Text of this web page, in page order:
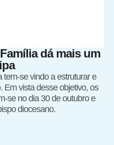
dá mais um
tem-se vindo a estruturar e
Em vista desse objetivo, os
se no dia 30 de outubro e
diocesano.